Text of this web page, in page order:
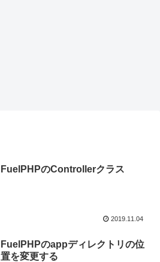
FuelPHPのControllerクラス
2019.11.04
FuelPHPのappディレクトリの位
置を変更する